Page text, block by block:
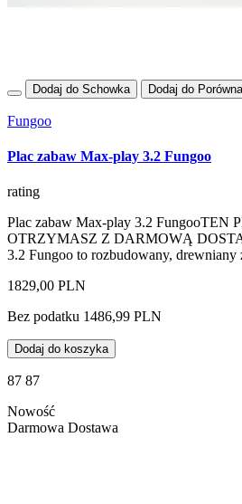
Dodaj do Schowka Dodaj do
Fungoo
Plac zabaw Max-play 3.2 Fungoo
rating
Plac zabaw Max-play 3.2 FungooTEN
OTRZYMASZ Z DARMOWĄ
3.2 Fungoo to rozbudowany, drewniany
1829,00 PLN
Bez podatku 1486,99 PLN
Dodaj do koszyka
87 87
Nowość
Darmowa Dostawa